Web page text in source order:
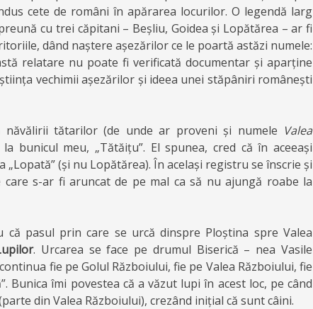
cete de români în apărarea locurilor. O legendă larg
cu trei căpitani – Beșliu, Goidea și Lopătărea – ar fi
dând naștere așezărilor ce le poartă astăzi numele:
relatare nu poate fi verificată documentar și aparține
vechimii așezărilor și ideea unei stăpâniri românești
năvălirii tătarilor (de unde ar proveni și numele Valea
bunicul meu, „Tătăițu”. El spunea, cred că în aceeași
„Lopată” (și nu Lopătărea). În același registru se înscrie și
care s-ar fi aruncat de pe mal ca să nu ajungă roabe la
că pasul prin care se urcă dinspre Ploștina spre Valea
. Urcarea se face pe drumul Biserică – nea Vasile
fie pe Golul Războiului, fie pe Valea Războiului, fie
Bunica îmi povestea că a văzut lupi în acest loc, pe când
din Valea Războiului), crezând inițial că sunt câini.